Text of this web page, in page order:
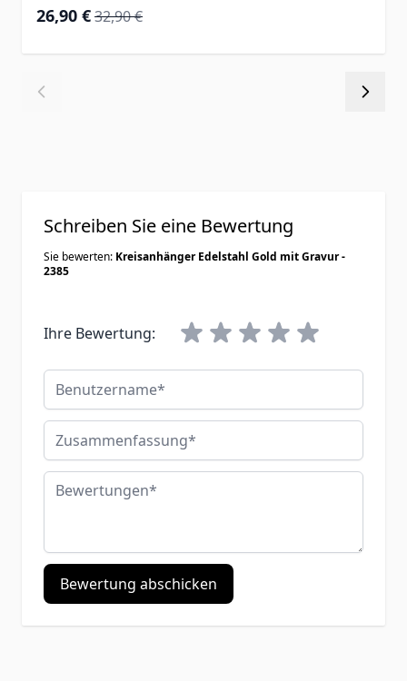
Special Price
26,90 € Regular Price
32,90 €
Schreiben Sie eine Bewertung
Sie bewerten: Kreisanhänger Edelstahl Gold mit Gravur -
2385
Ihre Bewertung:
Benutzername
Zusammenfassung
Bewertungen
Bewertung abschicken